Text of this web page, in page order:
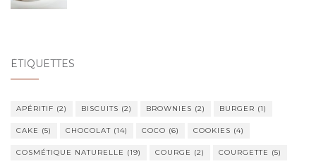
ÉTIQUETTES
APÉRITIF (2) BISCUITS (2) BROWNIES (2) BURGER (1)
CAKE (5) CHOCOLAT (14) COCO (6) COOKIES (4)
COSMÉTIQUE NATURELLE (19) COURGE (2) COURGETTE (5)